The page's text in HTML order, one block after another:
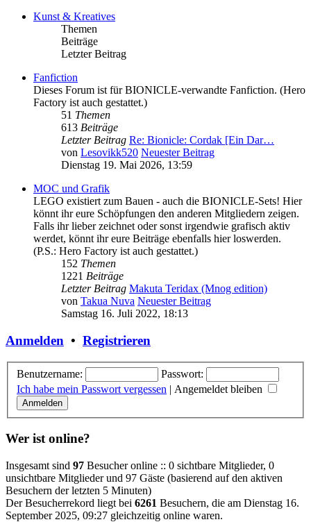
Kunst & Kreatives
Themen
Beiträge
Letzter Beitrag
Fanfiction
Dieses Forum ist für BIONICLE-verwandte Fanfiction. (Hero
Factory ist auch gestattet.)
51 Themen
613 Beiträge
Letzter Beitrag Re: Bionicle: Cordak [Ein Dar…
von Lesovikk520 Neuester Beitrag
Dienstag 19. Mai 2026, 13:59
MOC und Grafik
LEGO existiert zum Bauen - auch die BIONICLE-Sets! Hier
könnt ihr eure Schöpfungen den anderen Mitgliedern zeigen.
Falls ihr lieber zeichnet oder sonst irgendwie grafisch aktiv
werdet, könnt ihr eure Beiträge ebenfalls hier loswerden.
(P.S.: Hero Factory ist auch gestattet.)
152 Themen
1221 Beiträge
Letzter Beitrag Makuta Teridax (Mnog edition)
von Takua Nuva Neuester Beitrag
Samstag 16. Juli 2022, 18:13
Anmelden • Registrieren
Benutzername:
Passwort:
Ich habe mein Passwort vergessen | Angemeldet bleiben
Wer ist online?
Insgesamt sind 97 Besucher online :: 0 sichtbare Mitglieder, 0
unsichtbare Mitglieder und 97 Gäste (basierend auf den aktiven
Besuchern der letzten 5 Minuten)
Der Besucherrekord liegt bei 6261 Besuchern, die am Dienstag 16.
September 2025, 09:27 gleichzeitig online waren.